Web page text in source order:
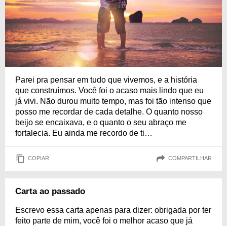
Parei pra pensar em tudo que vivemos, e a história
que construímos. Você foi o acaso mais lindo que eu
já vivi. Não durou muito tempo, mas foi tão intenso que
posso me recordar de cada detalhe. O quanto nosso
beijo se encaixava, e o quanto o seu abraço me
fortalecia. Eu ainda me recordo de ti…
COPIAR COMPARTILHAR
Carta ao passado
Escrevo essa carta apenas para dizer: obrigada por ter
feito parte de mim, você foi o melhor acaso que já